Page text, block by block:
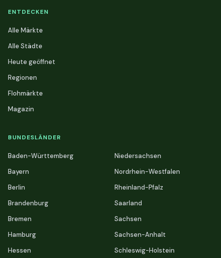
ENTDECKEN
Alle Märkte
Alle Städte
Heute geöffnet
Regionen
Flohmärkte
Magazin
BUNDESLÄNDER
Baden-Württemberg
Bayern
Berlin
Brandenburg
Bremen
Hamburg
Hessen
Niedersachsen
Nordrhein-Westfalen
Rheinland-Pfalz
Saarland
Sachsen
Sachsen-Anhalt
Schleswig-Holstein